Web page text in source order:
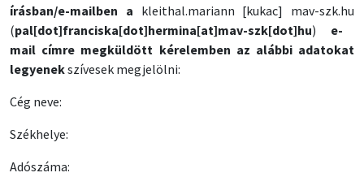
írásban/e-mailben a kleithal.mariann [kukac] mav-szk.hu
(pal[dot]franciska[dot]hermina[at]mav-szk[dot]hu) e-
mail címre megküldött kérelemben az alábbi adatokat
legyenekszívesek megjelölni:
Cég neve:
Székhelye:
Adószáma: